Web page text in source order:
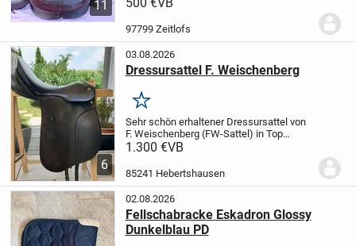
11
kann.Der Sattel ist maßangefertigt,
97799 Zeitlofs
6
03.08.2026
Dressursattel F. Weischenberg
Merken
Sehr schön erhaltener Dressursattel von
F. Weischenberg (FW-Sattel) in Top
Zustand. Der Sattel wurde 1 1/2 Jahre
zeigen auch die Fotos. Sitzfläche 17"
1.300 €VB
85241 Hebertshausen
02.08.2026
Fellschabracke Eskadron Glossy
Dunkelblau PD